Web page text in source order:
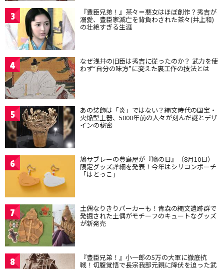
3 『豊臣兄弟！』茶々＝悪女はほぼ創作？秀吉が
溺愛、豊臣家滅亡を背負わされた茶々(井上和)
の壮絶すぎる生涯
4 なぜ浅井の旧臣は秀吉に従ったのか？ 武力を使
わず“自分の味方”に変えた裏工作の技法とは
5 あの装飾は「炎」ではない？縄文時代の国宝・
火焔型土器、5000年前の人々が刻んだ謎とデザ
インの秘密
6 鳩サブレーの豊島屋が『鳩の日』（8月10日）
限定グッズ詳細を発表！今年はシリコンポーチ
「はとっこ」
7 土偶なりきりパーカーも！青森の縄文遺跡群で
発掘された土偶がモチーフのキュートなグッズ
が新発売
8 『豊臣兄弟！』小一郎の5万の大軍に徹底抗
戦！切腹覚悟で長宗我部元親に降伏を迫った武